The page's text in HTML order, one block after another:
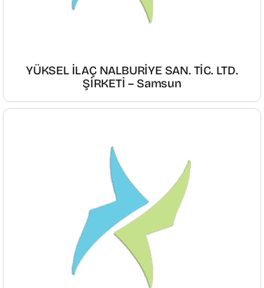
YÜKSEL İLAÇ NALBURİYE SAN. TİC. LTD.
ŞİRKETİ – Samsun